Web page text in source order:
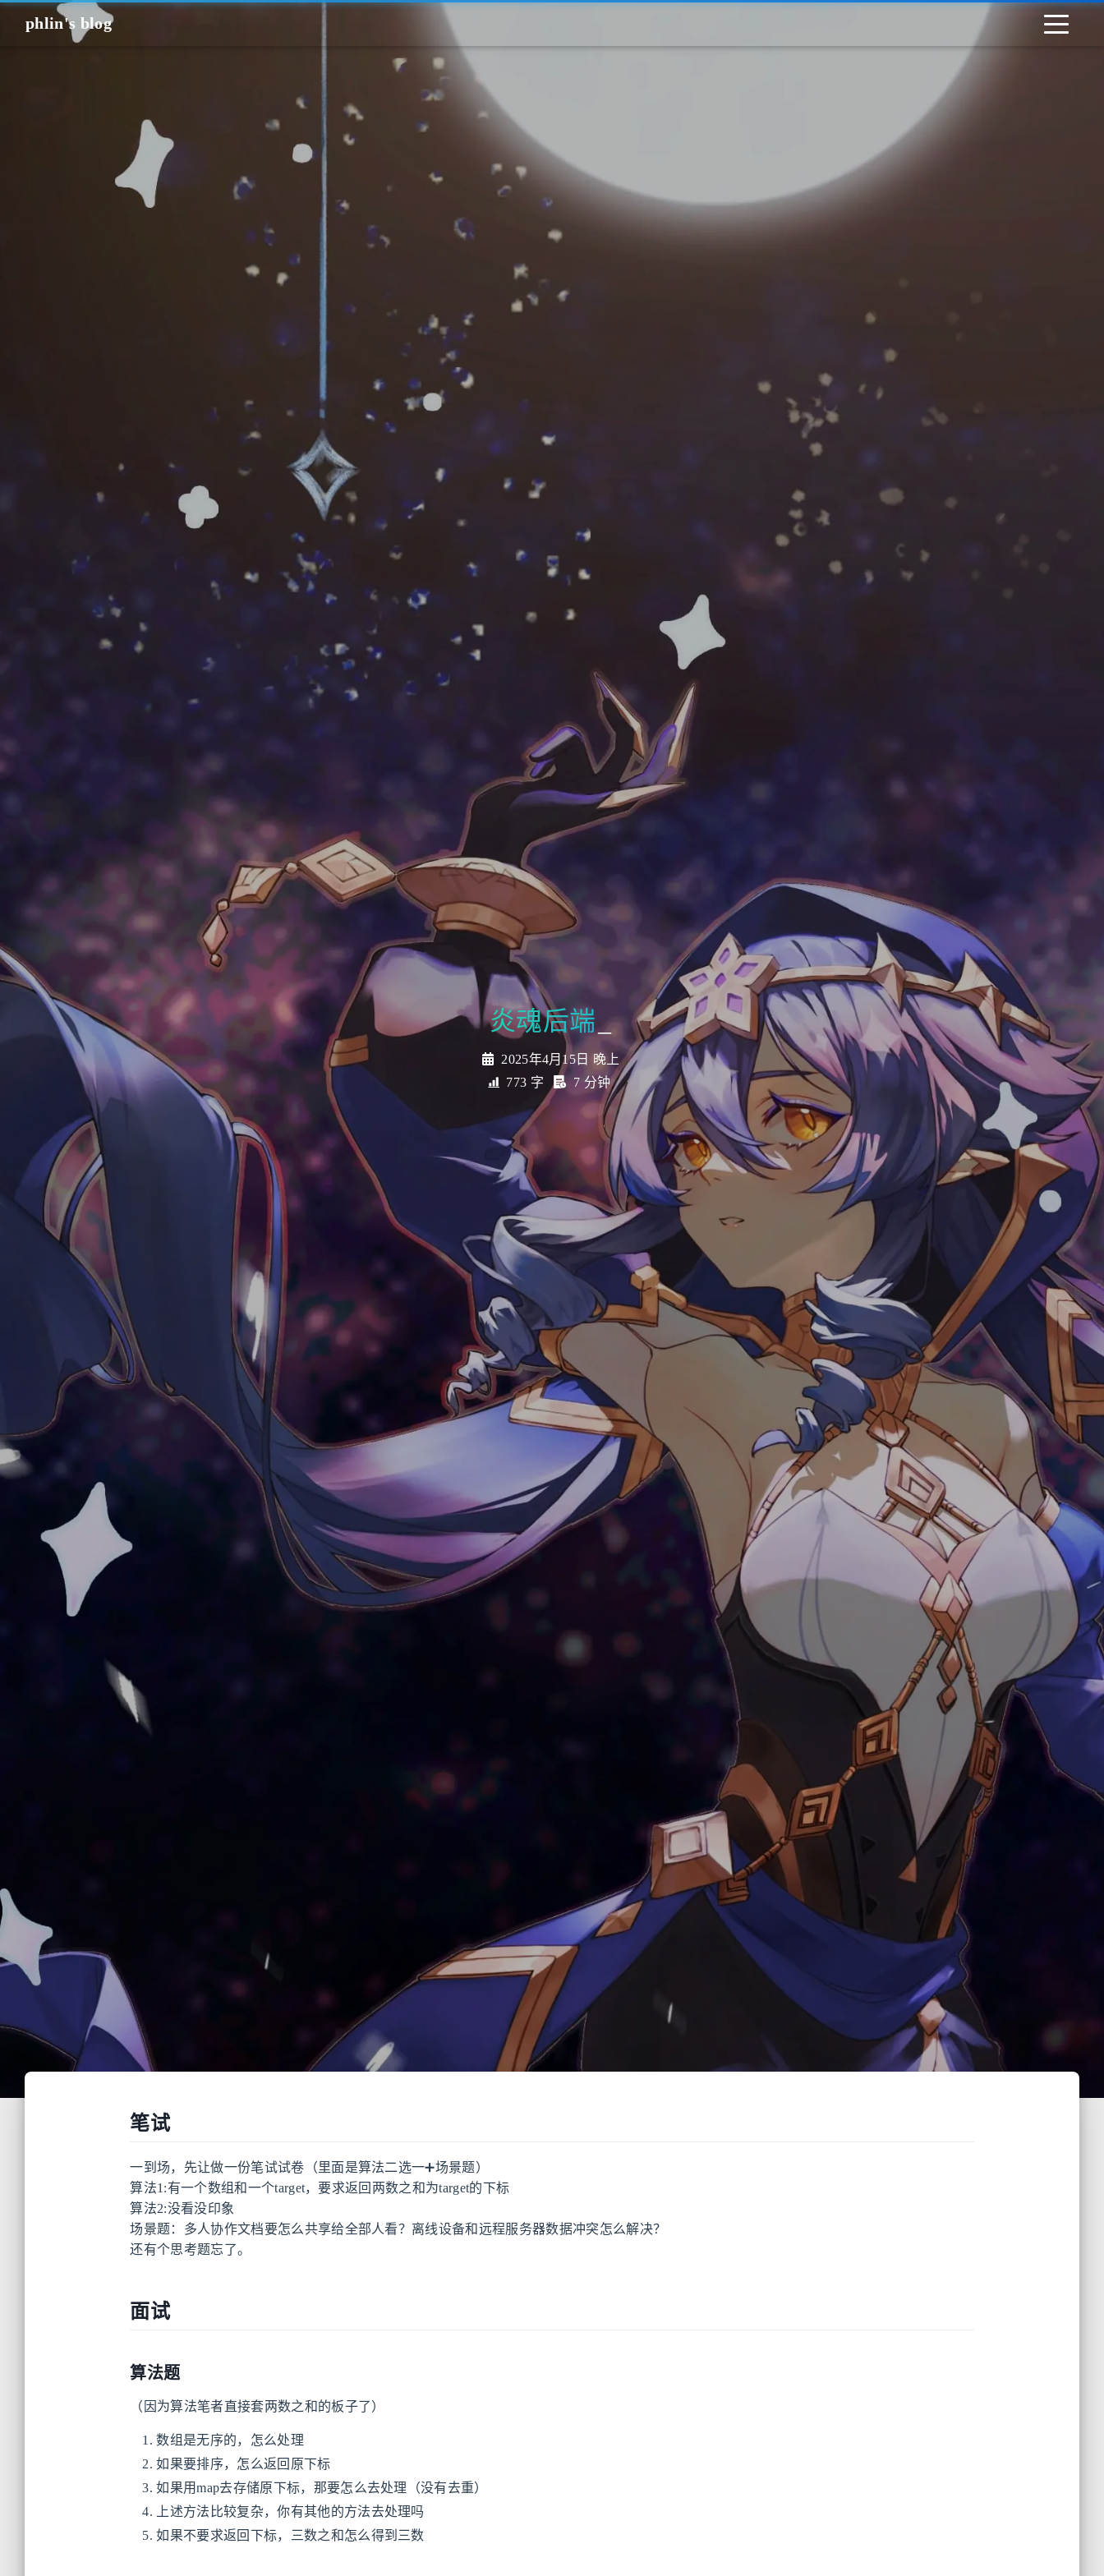
phlin's blog
_
2025年4月15日 晚上
773 字
7 分钟
笔试
一到场，先让做一份笔试试卷（里面是算法二选一➕场景题）
算法1:有一个数组和一个target，要求返回两数之和为target的下标
算法2:没看没印象
场景题：多人协作文档要怎么共享给全部人看？离线设备和远程服务器数据冲突怎么解决？
还有个思考题忘了。
面试
算法题
（因为算法笔者直接套两数之和的板子了）
数组是无序的，怎么处理
如果要排序，怎么返回原下标
如果用map去存储原下标，那要怎么去处理（没有去重）
上述方法比较复杂，你有其他的方法去处理吗
如果不要求返回下标，三数之和怎么得到三数